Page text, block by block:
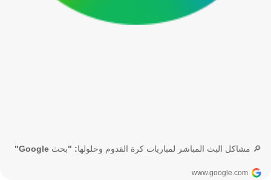
🔎 مشاكل البث المباشر لمباريات كرة القدوم وحلولها: "بحث Google"
www.google.com